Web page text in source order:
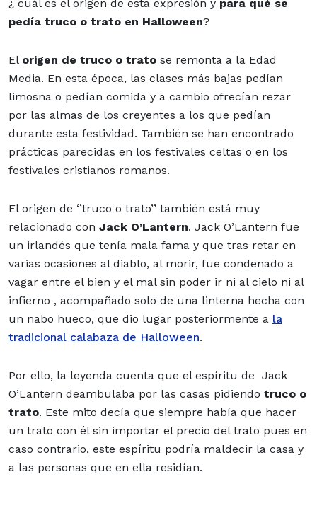
¿ cuál es el origen de esta expresión y para qué se
pedía truco o trato en Halloween?
El origen de truco o trato se remonta a la Edad
Media. En esta época, las clases más bajas pedían
limosna o pedían comida y a cambio ofrecían rezar
por las almas de los creyentes a los que pedían
durante esta festividad. También se han encontrado
prácticas parecidas en los festivales celtas o en los
festivales cristianos romanos.
El origen de ‘’truco o trato’’ también está muy
relacionado con Jack O’Lantern. Jack O’Lantern fue
un irlandés que tenía mala fama y que tras retar en
varias ocasiones al diablo, al morir, fue condenado a
vagar entre el bien y el mal sin poder ir ni al cielo ni al
infierno , acompañado solo de una linterna hecha con
un nabo hueco, que dio lugar posteriormente a la
tradicional calabaza de Halloween.
Por ello, la leyenda cuenta que el espíritu de Jack
O’Lantern deambulaba por las casas pidiendo truco o
trato. Este mito decía que siempre había que hacer
un trato con él sin importar el precio del trato pues en
caso contrario, este espíritu podría maldecir la casa y
a las personas que en ella residían.